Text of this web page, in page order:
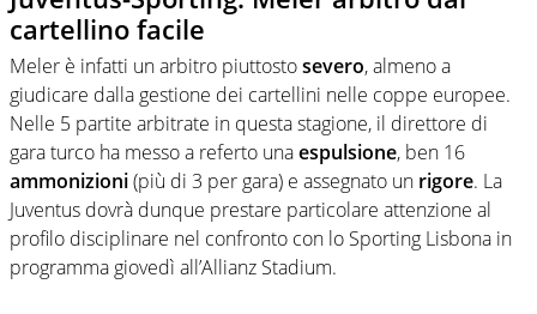
cartellino facile
Meler è infatti un arbitro piuttostosevero, almeno a
giudicare dalla gestione dei cartellini nelle coppe europee.
Nelle 5 partite arbitrate in questa stagione, il direttore di
gara turco ha messo a referto unaespulsione, ben 16
ammonizioni(più di 3 per gara) e assegnato un rigore. La
Juventus dovrà dunque prestare particolare attenzione al
profilo disciplinare nel confronto con lo Sporting Lisbona in
programma giovedì all’Allianz Stadium.